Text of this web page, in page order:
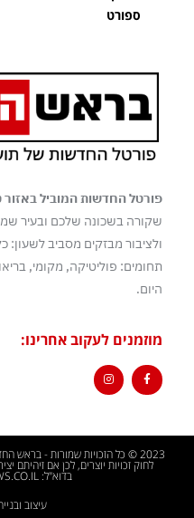
ספורט
פורטל החדשות המוביל
שקורה בשכונה שלכם ובעיר
ולציבור מבזקים מסביב לשעון:
תחומים: פוליטיקה, מקומי,
היום.
מוזמנים לעקוב אחרינו:
לחוק זכויות יוצרים, לכן אם זיהיתם
בדוא"ל: CONTACT@TCNEWS.CO.IL
עיצוב